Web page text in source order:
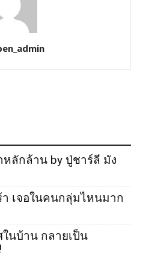
ลักล้าน by ปู่ชาร์ลี มัง
เจอในคนกลุ่มไหนมาก
นบ้าน กลายเป็น